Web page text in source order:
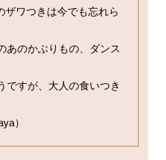
ザワつきは今でも忘れら
あのかぶりもの、ダンス
ですが、大人の食いつき
）